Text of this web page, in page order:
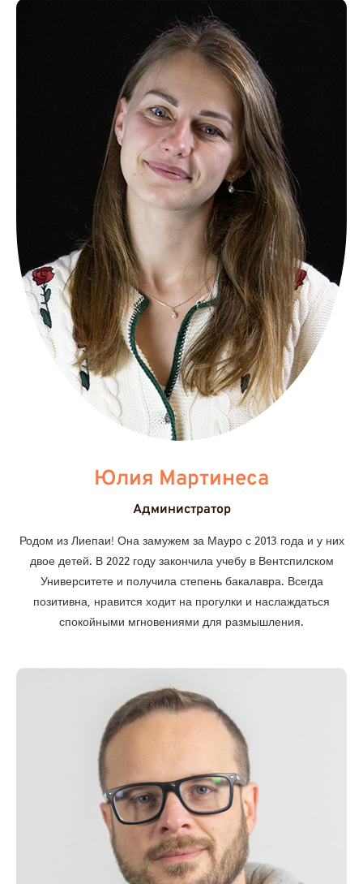
Юлия Мартинеса
Администратор
Родом из Лиепаи! Она замужем за Мауро с 2013 года и у них
двое детей. В 2022 году закончила учебу в Вентспилском
Университете и получила степень бакалавра. Всегда
позитивна, нравится ходит на прогулки и наслаждаться
спокойными мгновениями для размышления.